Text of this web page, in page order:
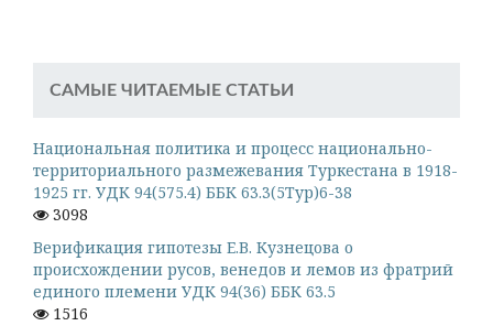
САМЫЕ ЧИТАЕМЫЕ СТАТЬИ
Национальная политика и процесс национально-
территориального размежевания Туркестана в 1918-
1925 гг. УДК 94(575.4) ББК 63.3(5Тур)6-38
3098
Верификация гипотезы Е.В. Кузнецова о
происхождении русов, венедов и лемов из фратрий
единого племени УДК 94(36) ББК 63.5
1516